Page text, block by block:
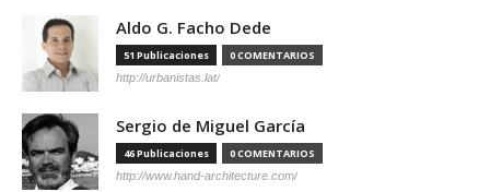
Aldo G. Facho Dede
51 Publicaciones 0 COMENTARIOS
http://urbanistas.lat/
Sergio de Miguel García
46 Publicaciones 0 COMENTARIOS
http://www.hand-architecture.com/